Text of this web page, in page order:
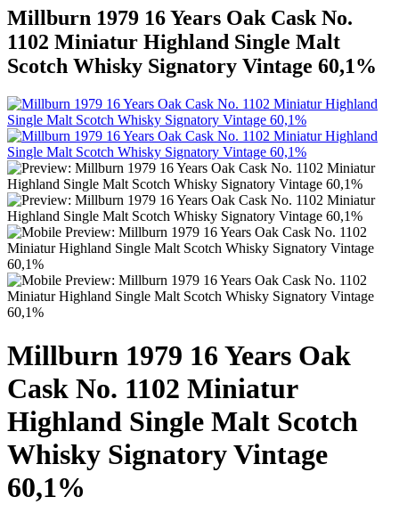
Millburn 1979 16 Years Oak Cask No.
1102 Miniatur Highland Single Malt
Scotch Whisky Signatory Vintage 60,1%
Millburn 1979 16 Years Oak
Cask No. 1102 Miniatur
Highland Single Malt Scotch
Whisky Signatory Vintage
60,1%